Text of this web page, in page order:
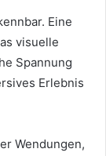
Eine
visuelle
Spannung
Erlebnis
Wendungen,